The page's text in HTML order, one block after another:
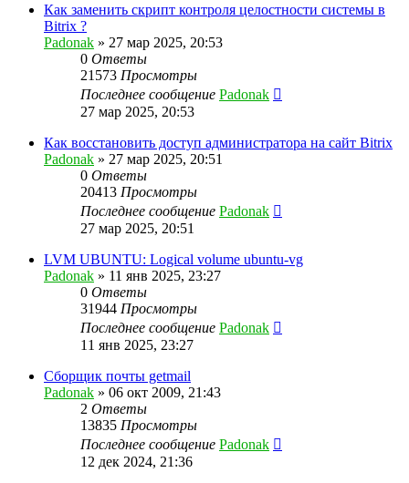
Как заменить скрипт контроля целостности системы в
Bitrix ?
Padonak » 27 мар 2025, 20:53
0 Ответы
21573 Просмотры
Последнее сообщение Padonak
27 мар 2025, 20:53
Как восстановить доступ администратора на сайт Bitrix
Padonak » 27 мар 2025, 20:51
0 Ответы
20413 Просмотры
Последнее сообщение Padonak
27 мар 2025, 20:51
LVM UBUNTU: Logical volume ubuntu-vg
Padonak » 11 янв 2025, 23:27
0 Ответы
31944 Просмотры
Последнее сообщение Padonak
11 янв 2025, 23:27
Сборщик почты getmail
Padonak » 06 окт 2009, 21:43
2 Ответы
13835 Просмотры
Последнее сообщение Padonak
12 дек 2024, 21:36